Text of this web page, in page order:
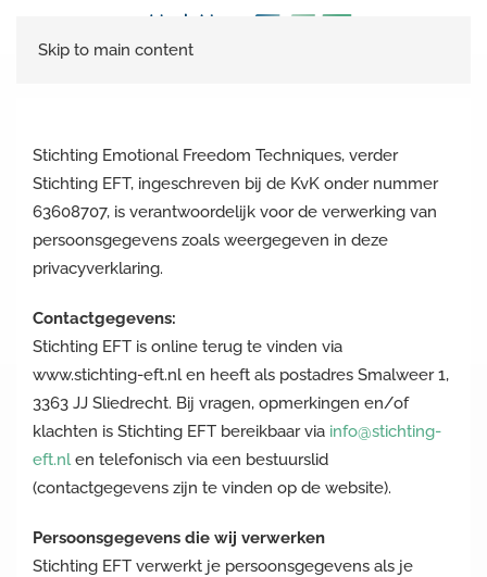
Skip to main content
Stichting Emotional Freedom Techniques, verder
Stichting EFT, ingeschreven bij de KvK onder nummer
63608707, is verantwoordelijk voor de verwerking van
persoonsgegevens zoals weergegeven in deze
privacyverklaring.
Contactgegevens:
Stichting EFT is online terug te vinden via
www.stichting-eft.nl en heeft als postadres Smalweer 1,
3363 JJ Sliedrecht. Bij vragen, opmerkingen en/of
klachten is Stichting EFT bereikbaar via info@stichting-
eft.nlen telefonisch via een bestuurslid
(contactgegevens zijn te vinden op de website).
Persoonsgegevens die wij verwerken
Stichting EFT verwerkt je persoonsgegevens als je